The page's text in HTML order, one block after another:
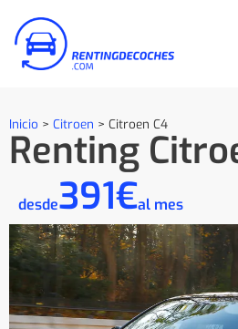
Inicio > Citroen > Citroen C4
Renting
desde391€al mes